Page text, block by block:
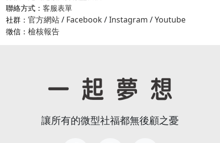
聯絡方式： 客服表單
社群： 官方網站/ Facebook/Instagram /Youtube
徵信： 檢核報告
讓所有的微型社福都無後顧之憂